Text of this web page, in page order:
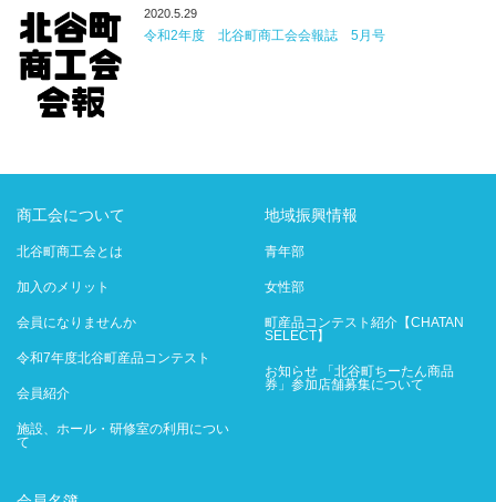
2020.5.29
令和2年度 北谷町商工会会報誌 5月号
商工会について
北谷町商工会とは
加入のメリット
会員になりませんか
令和7年度北谷町産品コンテスト
会員紹介
施設、ホール・研修室の利用につい
て
地域振興情報
青年部
女性部
町産品コンテスト紹介【CHATAN
SELECT】
お知らせ 「北谷町ちーたん商品
券」参加店舗募集について